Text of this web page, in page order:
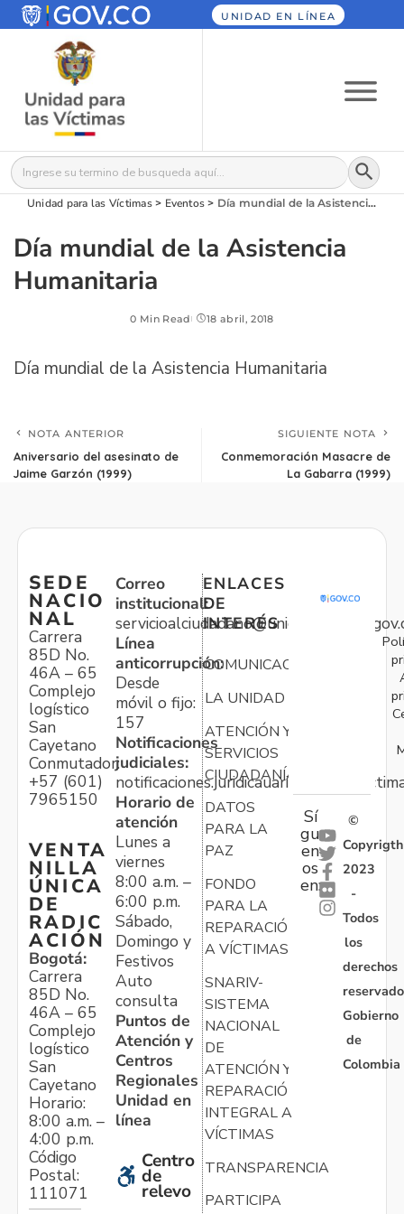
UNIDAD EN LÍNEA
Buscar: Botón
Unidad para las Víctimas> Eventos > Día mundial de la Asistencia Humanitaria
Día mundial de la Asistencia
Humanitaria
0 Min Read 18 abril, 2018
Día mundial de la Asistencia Humanitaria
NOTA ANTERIOR
Aniversario del asesinato de
Jaime Garzón (1999)
SIGUIENTE NOTA
Conmemoración Masacre de
La Gabarra (1999)
SEDE
NACIO
NAL
Carrera
85D No.
46A – 65
Complejo
logístico
San
Cayetano
Conmutador:
+57 (601)
7965150
VENTA
NILLA
ÚNICA
DE
RADIC
ACIÓN
Bogotá:
Carrera
85D No.
46A – 65
Complejo
logístico
San
Cayetano
Horario:
8:00 a.m. –
4:00 p.m.
Código
Postal:
111071
Correo
institucional:
Línea
anticorrupción:
Desde
móvil o fijo:
157
Notificaciones
judiciales:
Horario de
atención
Lunes a
viernes
8:00 a.m. –
6:00 p.m.
Sábado,
Domingo y
Festivos
Auto
consulta
Puntos de
Atención y
Centros
Regionales
Unidad en
línea
Centro
de
relevo
ENLACES
DE
INTERÉS
COMUNICACIONES
LA UNIDAD
ATENCIÓN Y
SERVICIOS
CIUDADANÍA
DATOS
PARA LA
PAZ
FONDO
PARA LA
REPARACIÓN
A VÍCTIMAS
SNARIV-
SISTEMA
NACIONAL
DE
ATENCIÓN Y
REPARACIÓN
INTEGRAL A
VÍCTIMAS
TRANSPARENCIA
PARTICIPA
Sí
gu
en
os
en:
©
Copyrigth
2023
-
Todos
los
derechos
Gobierno
de
Colombia